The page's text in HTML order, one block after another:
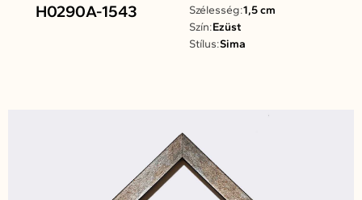
H0290A-1543 Szélesség:1,5 cm
Szín:Ezüst
Stílus:Sima